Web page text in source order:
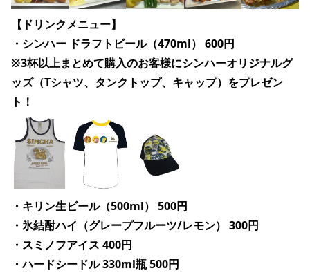
【ドリンクメニュー】
・シンハー ドラフトビール（470ml） 600円
※3杯以上まとめて購入のお客様にシンハーオリジナルグ
ッズ（Tシャツ、タンクトップ、キャップ）をプレゼン
ト！
・キリン生ビール（500ml） 500円
・氷結酎ハイ（グレープフルーツ/レモン） 300円
・スミノフアイス 400円
・ハードシードル 330ml瓶 500円